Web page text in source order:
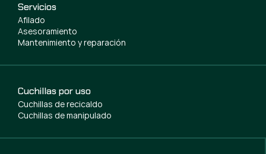
Servicios
Afilado
Asesoramiento
Mantenimiento y reparación
Cuchillas por uso
Cuchillas de recicaldo
Cuchillas de manipulado